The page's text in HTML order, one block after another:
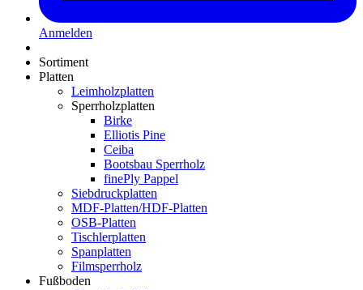
Anmelden
Sortiment
Platten
Leimholzplatten
Sperrholzplatten
Birke
Elliotis Pine
Ceiba
Bootsbau Sperrholz
finePly Pappel
Siebdruckplatten
MDF-Platten/HDF-Platten
OSB-Platten
Tischlerplatten
Spanplatten
Filmsperrholz
Fußboden